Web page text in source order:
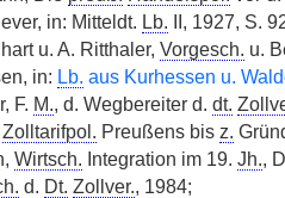
in: Mitteldt. Lb. II, 1927, S.
u. A. Ritthaler, Vorgesch. u.
in: Lb. aus Kurhessen u.
F. M., d. Wegbereiter d. dt.
Zolltarifpol. Preußens bis z.
Wirtsch. Integration im 19. Jh.,
d. Dt. Zollver., 1984;